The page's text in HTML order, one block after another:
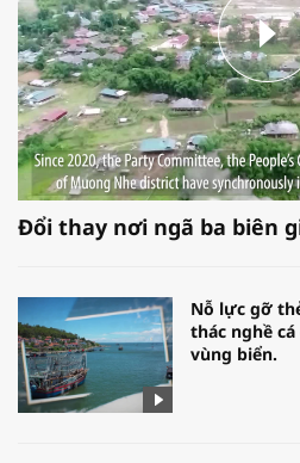
Đổi thay nơi ngã ba biên
Nỗ lực gỡ
thác nghề
vùng biển.